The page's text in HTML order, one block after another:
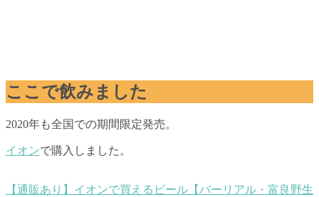
ここで飲みました
2020年も全国での期間限定発売。
イオンで購入しました。
【通販あり】イオンで買えるビール【バーリアル・富良野生